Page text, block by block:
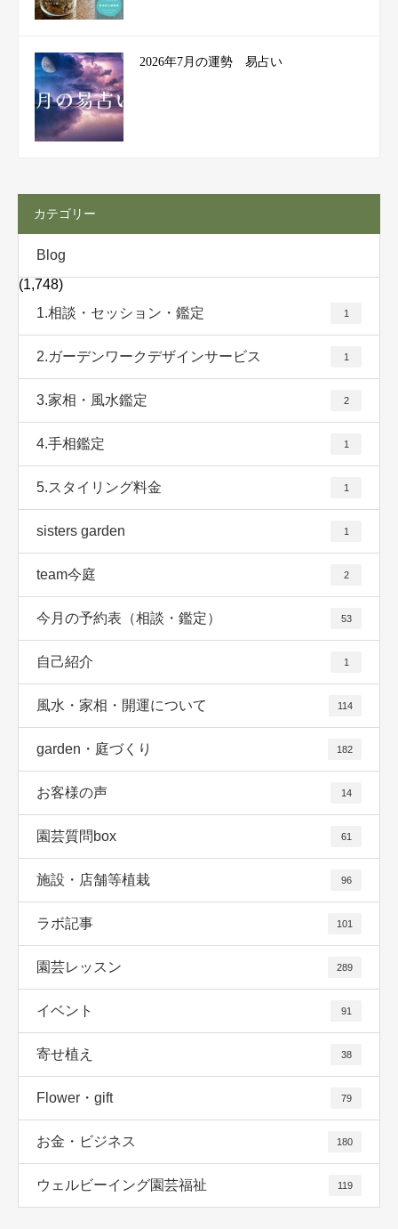
2026年7月の運勢 易占い
カテゴリー
Blog
(1,748)
1.相談・セッション・鑑定
1
2.ガーデンワークデザインサービス 1
3.家相・風水鑑定 2
4.手相鑑定 1
5.スタイリング料金 1
sisters garden 1
team今庭 2
今月の予約表（相談・鑑定） 53
自己紹介 1
風水・家相・開運について 114
garden・庭づくり 182
お客様の声 14
園芸質問box 61
施設・店舗等植栽 96
ラボ記事 101
園芸レッスン 289
イベント 91
寄せ植え 38
Flower・gift 79
お金・ビジネス 180
ウェルビーイング園芸福祉 119